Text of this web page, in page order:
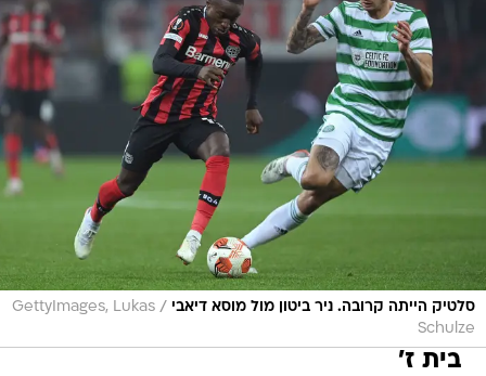
סלטיק הייתה קרובה. ניר ביטון מול מוסא דיאבי /
GettyImages, Lukas
Schulze
בית ז'